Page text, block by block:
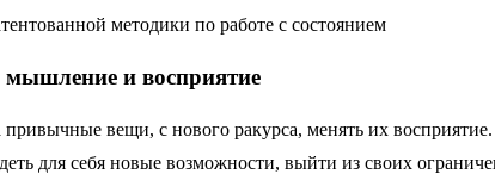
методики по работе с состоянием
и восприятие
привычные вещи, с нового ракурса, менять их
для себя новые возможности, выйти из своих